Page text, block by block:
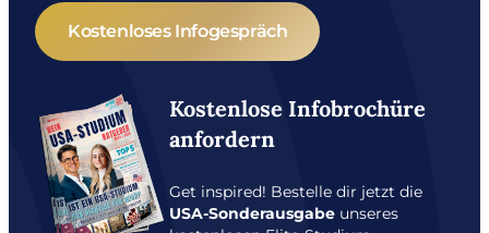
Kostenloses Infogespräch
Kostenlose Infobrochüre
anfordern
Get inspired! Bestelle dir jetzt die
USA-Sonderausgabe unseres